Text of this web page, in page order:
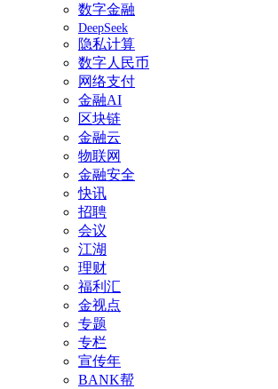
数字金融
DeepSeek
隐私计算
数字人民币
网络支付
金融AI
区块链
金融云
物联网
金融安全
快讯
招聘
会议
江湖
理财
福利汇
金视点
专题
专栏
宣传年
BANK帮